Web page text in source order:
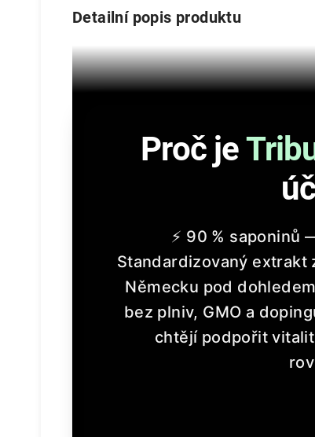
Detailní popis produktu
Proč je
⚡ 90 % saponinů
Standardizovaný extrakt
Německu pod
bez plniv, GMO a
chtějí podpořit